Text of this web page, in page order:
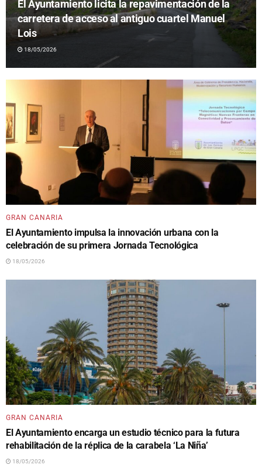
El Ayuntamiento licita la repavimentación de la
carretera de acceso al antiguo cuartel Manuel
Lois
18/05/2026
GRAN CANARIA
El Ayuntamiento impulsa la innovación urbana con la
celebración de su primera Jornada Tecnológica
18/05/2026
GRAN CANARIA
El Ayuntamiento encarga un estudio técnico para la futura
rehabilitación de la réplica de la carabela ‘La Niña’
18/05/2026